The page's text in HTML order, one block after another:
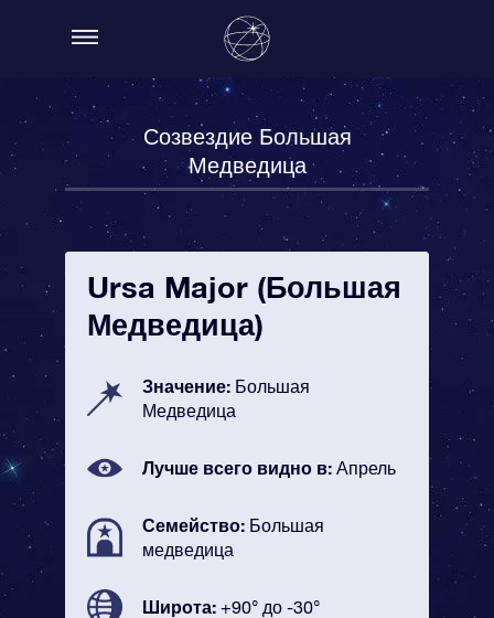
Созвездие Большая
Медведица
Ursa Major (Большая
Медведица)
Значение: Большая
Медведица
Лучше всего видно в: Апрель
Семейство: Большая
медведица
Широта: +90° до -30°